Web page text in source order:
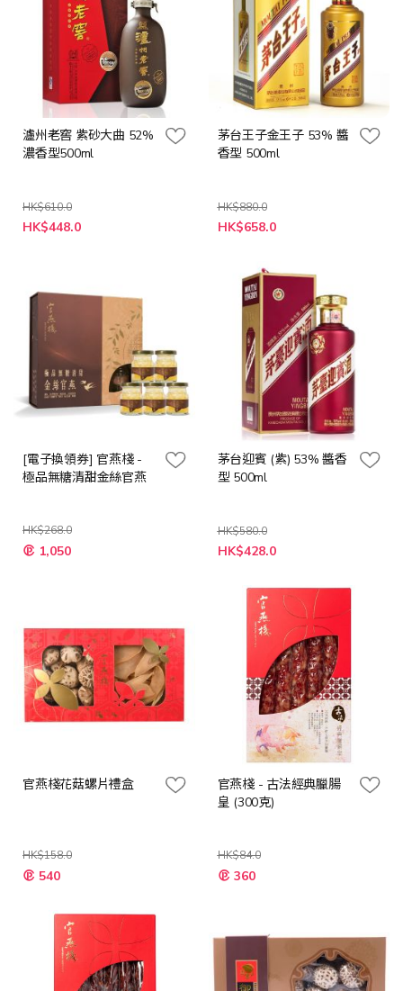
瀘州老窖 紫砂大曲 52%
濃香型500ml
HK$610.0
特
殊
HK$448.0
茅台王子金王子 53% 醬
香型 500ml
HK$880.0
特
殊
HK$658.0
[電子換領券] 官燕棧 -
極品無糖清甜金絲官燕
HK$268.0
特
殊 1,050
茅台迎賓 (紫) 53% 醬香
型 500ml
HK$580.0
特
殊
HK$428.0
官燕棧花菇螺片禮盒
HK$158.0
特
殊 540
官燕棧 - 古法經典臘腸
皇 (300克)
HK$84.0
特
殊 360